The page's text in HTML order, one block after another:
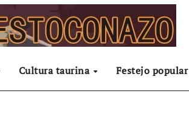
Cultura taurina Festejo popular